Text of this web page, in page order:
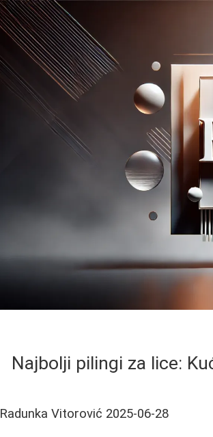
Najbolji pilingi za lice:
Radunka Vitorović 2025-06-28